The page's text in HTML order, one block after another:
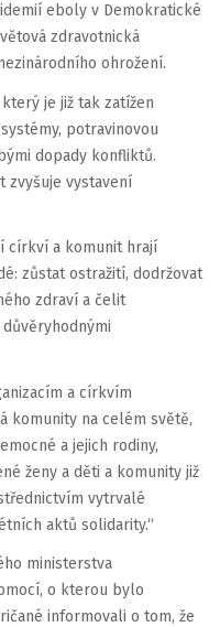
eboly v Demokratické
zdravotnická
ohrožení.
je již tak zatížen
potravinovou
dopady konfliktů.
zvyšuje vystavení
církví a komunit hrají
zůstat ostražití, dodržovat
zdraví a čelit
a církvím
komunity na celém světě,
a jejich rodiny,
ženy a děti a komunity již
vytrvalé
aktů solidarity.“
ministerstva
o kterou bylo
informovali o tom, že